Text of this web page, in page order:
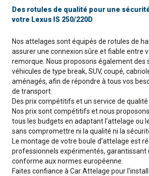
Des rotules de qualité pour une
votre Lexus IS 250/220D
Nos attelages sont équipés de rotules de
assurer une connexion sûre et fiable entre
remorque. Nous proposons également des
véhicules de type break, SUV, coupé,
aménagés, afin de répondre à tous vos
de transport.
Des prix compétitifs et un service de
Nos prix sont compétitifs et nous
tous les budgets en adaptant l'attelage ou
sans compromettre ni la qualité ni la
Le montage de votre boule d'attelage est
professionnels expérimentés, garantissant
conforme aux normes européenne.
Faites confiance à Car Attelage pour